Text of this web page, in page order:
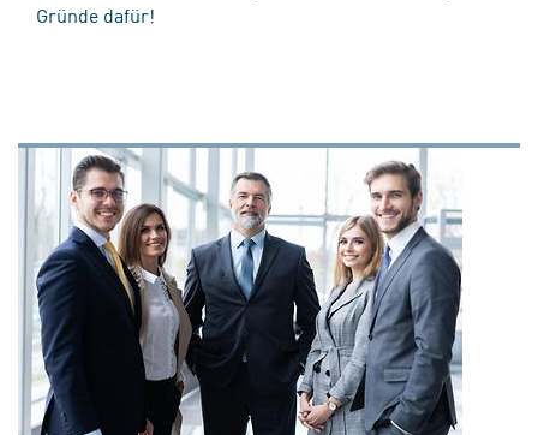
Gründe dafür!